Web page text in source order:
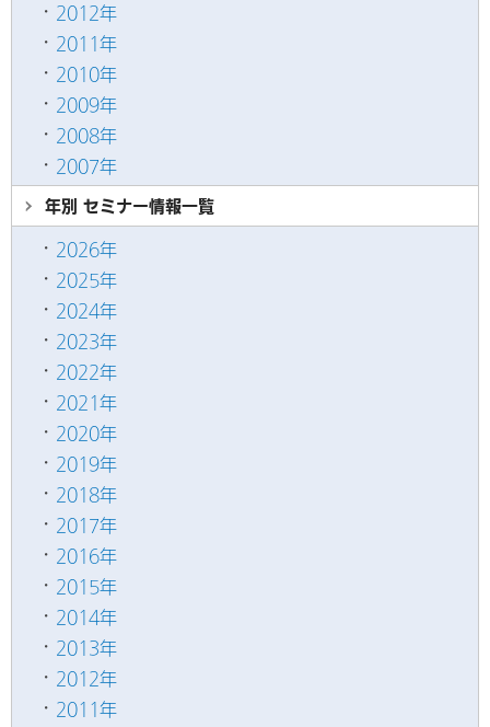
2012年
2011年
2010年
2009年
2008年
2007年
年別 セミナー情報一覧
2026年
2025年
2024年
2023年
2022年
2021年
2020年
2019年
2018年
2017年
2016年
2015年
2014年
2013年
2012年
2011年